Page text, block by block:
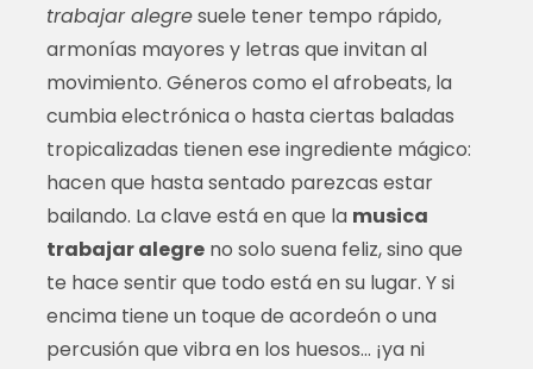
trabajar alegresuele tener tempo rápido,
armonías mayores y letras que invitan al
movimiento. Géneros como el afrobeats, la
cumbia electrónica o hasta ciertas baladas
tropicalizadas tienen ese ingrediente mágico:
hacen que hasta sentado parezcas estar
bailando. La clave está en que la musica
trabajar alegreno solo suena feliz, sino que
te hace sentir que todo está en su lugar. Y si
encima tiene un toque de acordeón o una
percusión que vibra en los huesos… ¡ya ni